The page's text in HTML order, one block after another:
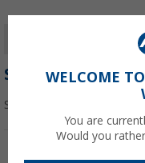
SIGG
Sorteren:
WELCOME
You are
Would you